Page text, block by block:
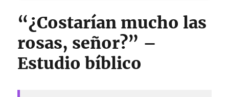
“¿Costarían mucho las
rosas, señor?” –
Estudio bíblico